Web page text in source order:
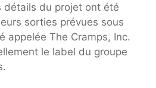
détails du projet ont été
sorties prévues sous
appelée The Cramps, Inc.
le label du groupe